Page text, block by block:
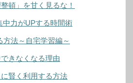
頓」を甘く見るな！
中力がUPする時間術
法～自宅学習編～
きなくなる理由
賢く利用する方法